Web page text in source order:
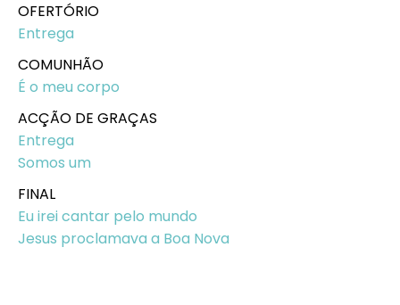
OFERTÓRIO
Entrega
COMUNHÃO
É o meu corpo
ACÇÃO DE GRAÇAS
Entrega
Somos um
FINAL
Eu irei cantar pelo mundo
Jesus proclamava a Boa Nova